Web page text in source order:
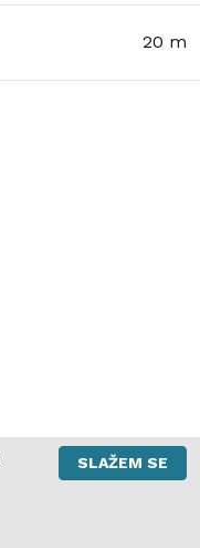
20 m
SLAŽEM SE